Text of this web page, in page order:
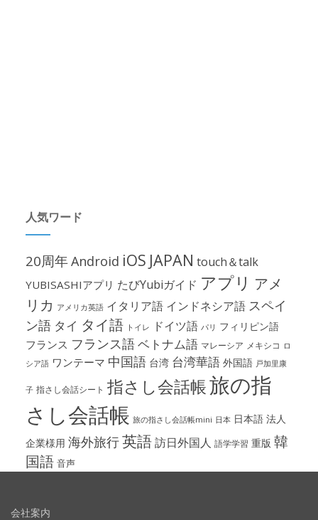
人気ワード
20周年Android iOS JAPAN touch＆talk
YUBISASHIアプリ たびYubiガイド アプリ アメ
リカ アメリカ英語 イタリア語 インドネシア語 スペイ
ン語 タイ タイ語 トイレ ドイツ語 パリ フィリピン語
フランス フランス語ベトナム語 マレーシア メキシコ ロ
シア語 ワンテーマ 中国語 台湾 台湾華語 外国語 戸加里康
子 指さし会話シート 指さし会話帳旅の指
さし会話帳 旅の指さし会話帳mini 日本 日本語 法人
企業様用 海外旅行英語訪日外国人 語学学習 重版 韓
国語 音声
会社案内